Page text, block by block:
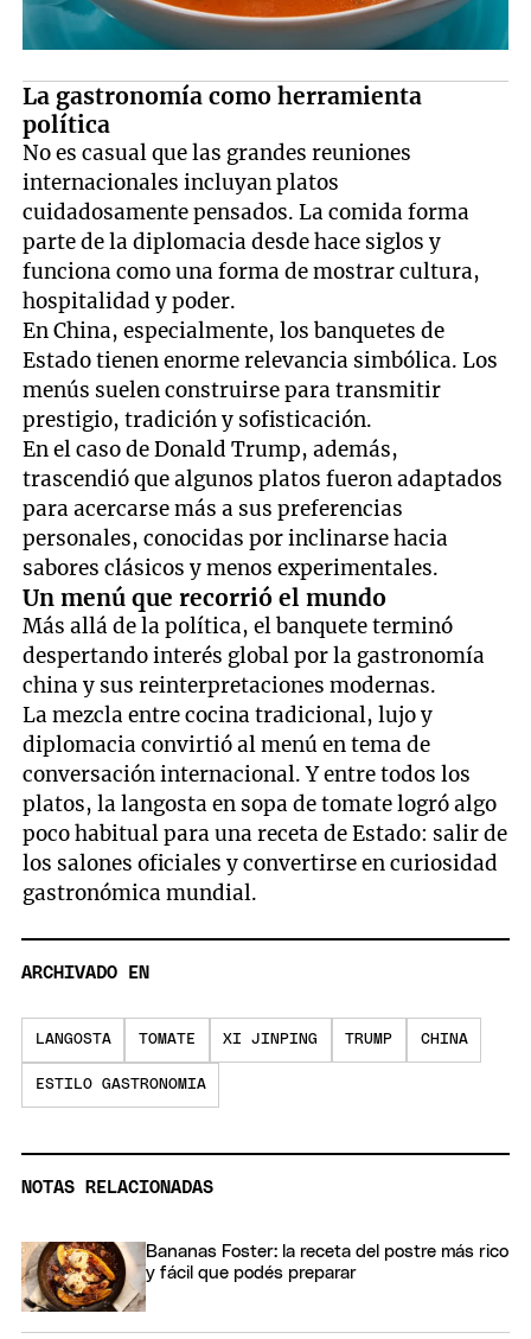
La gastronomía como herramienta
política
No es casual que las grandes reuniones
internacionales incluyan platos
cuidadosamente pensados. La comida forma
parte de la diplomacia desde hace siglos y
funciona como una forma de mostrar cultura,
hospitalidad y poder.
En China, especialmente, los banquetes de
Estado tienen enorme relevancia simbólica. Los
menús suelen construirse para transmitir
prestigio, tradición y sofisticación.
En el caso de Donald Trump, además,
trascendió que algunos platos fueron adaptados
para acercarse más a sus preferencias
personales, conocidas por inclinarse hacia
sabores clásicos y menos experimentales.
Un menú que recorrió el mundo
Más allá de la política, el banquete terminó
despertando interés global por la gastronomía
china y sus reinterpretaciones modernas.
La mezcla entre cocina tradicional, lujo y
diplomacia convirtió al menú en tema de
conversación internacional. Y entre todos los
platos, la langosta en sopa de tomate logró algo
poco habitual para una receta de Estado: salir de
los salones oficiales y convertirse en curiosidad
gastronómica mundial.
ARCHIVADO EN
LANGOSTA TOMATE XI JINPING TRUMP CHINA
ESTILO GASTRONOMIA
NOTAS RELACIONADAS
Bananas Foster: la receta del postre más rico
y fácil que podés preparar